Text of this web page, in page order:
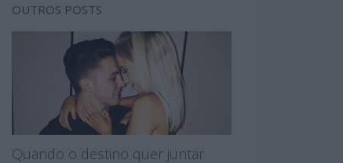
OUTROS POSTS
Quando o destino quer juntar